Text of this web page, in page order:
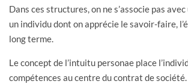
Dans ces structures, on ne s’associe pas
un individu dont on apprécie le savoir-faire,
long terme.
Le concept de l’intuitu personae place
compétences au centre du contrat de